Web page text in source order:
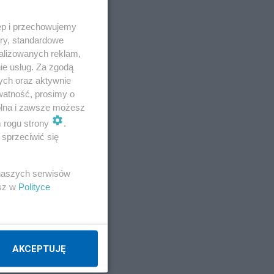
i przechowujemy
standardowe
reklam,
usług. Za zgodą
oraz aktywnie
prosimy o
i zawsze możesz
rogu strony
się
serwisów
w Polityce
AKCEPTUJĘ